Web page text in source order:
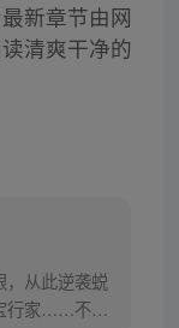
新章节由网
清爽干净的
，从此逆袭蜕
行家……不断